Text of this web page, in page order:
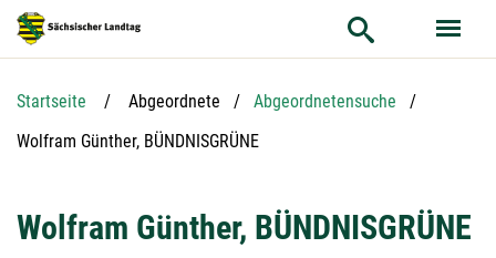
Hauptnavigation
Hauptinhalt
Service
Startseite Abgeordnete
Abgeordnetensuche
Aktuelle Seite:
Wolfram Günther, BÜNDNISGRÜNE
Wolfram Günther, BÜNDNISGRÜNE